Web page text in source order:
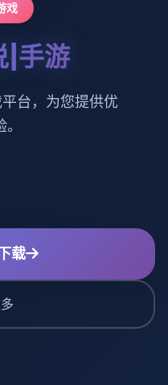
戏
|手游
台，为您提供优
载